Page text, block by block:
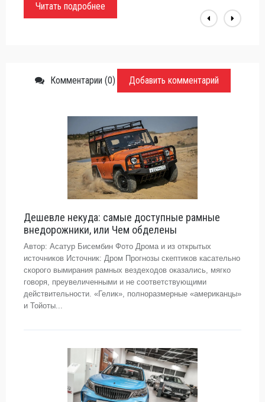
Читать подробнее
Комментарии (0) Добавить комментарий
Дешевле некуда: самые доступные рамные
внедорожники, или Чем обделены
Автор: Асатур Бисембин Фото Дрома и из открытых
источников Источник: Дром Прогнозы скептиков касательно
скорого вымирания рамных вездеходов оказались, мягко
говоря, преувеличенными и не соответствующими
действительности. «Гелик», полноразмерные «американцы»
и Тойоты...